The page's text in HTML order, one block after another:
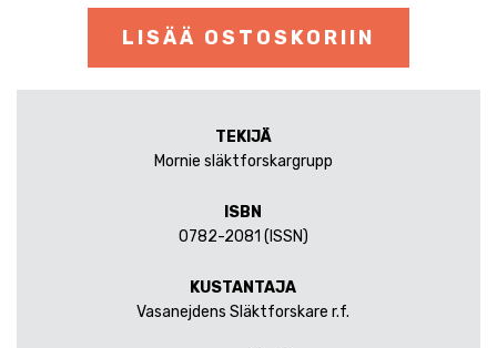
LISÄÄ OSTOSKORIIN
TEKIJÄ
Mornie släktforskargrupp
ISBN
0782-2081 (ISSN)
KUSTANTAJA
Vasanejdens Släktforskare r.f.